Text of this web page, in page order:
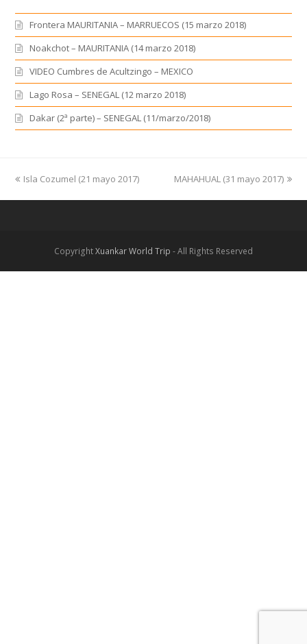
Frontera MAURITANIA – MARRUECOS (15 marzo 2018)
Noakchot – MAURITANIA (14 marzo 2018)
VIDEO Cumbres de Acultzingo – MEXICO
Lago Rosa – SENEGAL (12 marzo 2018)
Dakar (2ª parte) – SENEGAL (11/marzo/2018)
previous
Isla Cozumel (21 mayo 2017)
next
MAHAHUAL (31 mayo 2017)
CopyrightXuankar World Trip - All Rights Reserved